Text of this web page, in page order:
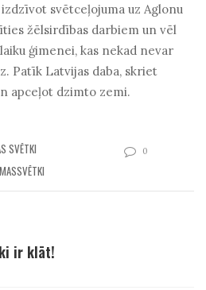
svētceļojuma uz Aglonu
žēlsirdības darbiem un vēl
ģimenei, kas nekad nevar
Patīk Latvijas daba, skriet
apceļot dzimto zemi.
SVĒTKI
0
ir klāt!